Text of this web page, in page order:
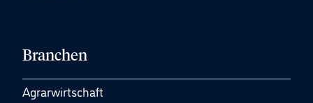
Branchen
Agrarwirtschaft